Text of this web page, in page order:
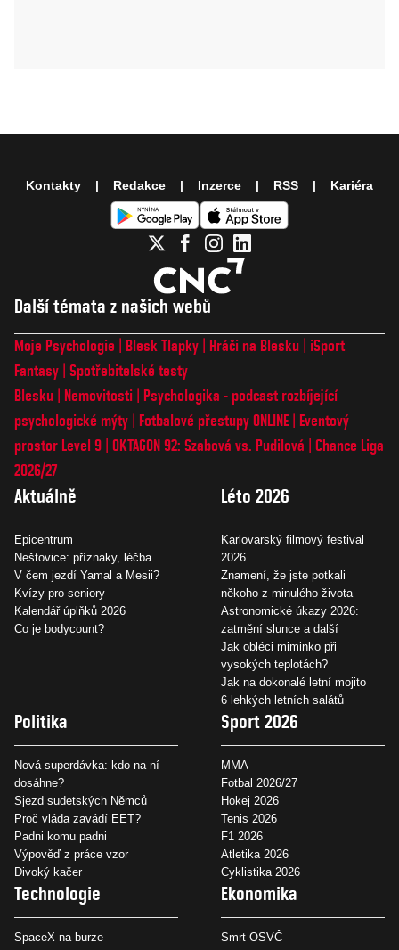
Další témata z našich webů
Moje Psychologie Blesk Tlapky Hráči na Blesku
iSport
Fantasy Spotřebitelské testy
Blesku
Nemovitosti
Psychologika - podcast rozbíjející
psychologické mýty
Fotbalové přestupy ONLINE
Eventový
prostor Level 9 OKTAGON 92: Szabová vs. Pudilová
Chance Liga
2026/27
Aktuálně
Epicentrum
Neštovice: příznaky, léčba
V čem jezdí Yamal a Mesii?
Kvízy pro seniory
Kalendář úplňků 2026
Co je bodycount?
Léto 2026
Karlovarský filmový festival
2026
Znamení, že jste potkali
někoho z minulého života
Astronomické úkazy 2026:
zatmění slunce a další
Jak obléci miminko při
vysokých teplotách?
Jak na dokonalé letní mojito
6 lehkých letních salátů
Politika
Nová superdávka: kdo na ní
dosáhne?
Sjezd sudetských Němců
Proč vláda zavádí EET?
Padni komu padni
Výpověď z práce vzor
Divoký kačer
Sport 2026
MMA
Fotbal 2026/27
Hokej 2026
Tenis 2026
F1 2026
Atletika 2026
Cyklistika 2026
Technologie
SpaceX na burze
Ekonomika
Smrt OSVČ
Kontakty Redakce Inzerce RSS Kariéra